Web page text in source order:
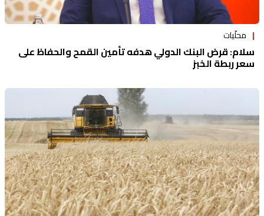
محلّيات
سلام: قرض البنك الدولي هدفه تأمين القمح والحفاظ على
سعر ربطة الخبز